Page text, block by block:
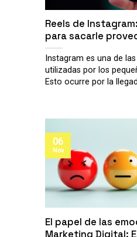
Reels de
para sacarle
Instagram es una de
utilizadas por los
Esto ocurre por la
El papel de las
Marketing Digital:
06
Nov